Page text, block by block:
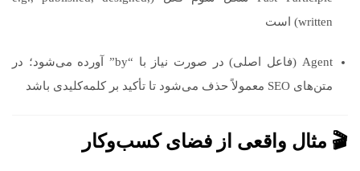
written) است
Agent (فاعل اصلی) در صورت نیاز با “by” آورده می‌شود؛ در
متن‌های SEO معمولاً حذف می‌شود تا تأکید بر کلمه‌کلیدی باشد
🎬 مثال واقعی از فضای کسب‌وکار